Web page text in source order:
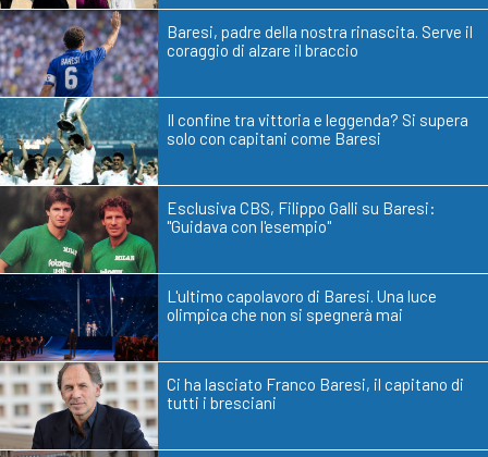
Baresi, padre della nostra rinascita. Serve il
coraggio di alzare il braccio
Il confine tra vittoria e leggenda? Si supera
solo con capitani come Baresi
Esclusiva CBS, Filippo Galli su Baresi:
"Guidava con l'esempio"
L'ultimo capolavoro di Baresi. Una luce
olimpica che non si spegnerà mai
Ci ha lasciato Franco Baresi, il capitano di
tutti i bresciani